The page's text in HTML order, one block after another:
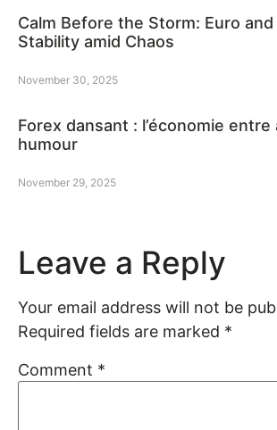
Calm Before the Storm: Euro
Stability amid Chaos
November 30, 2025
Forex dansant : l’économie
humour
November 29, 2025
Leave a Reply
Your email address will not be
Required fields are marked *
Comment *